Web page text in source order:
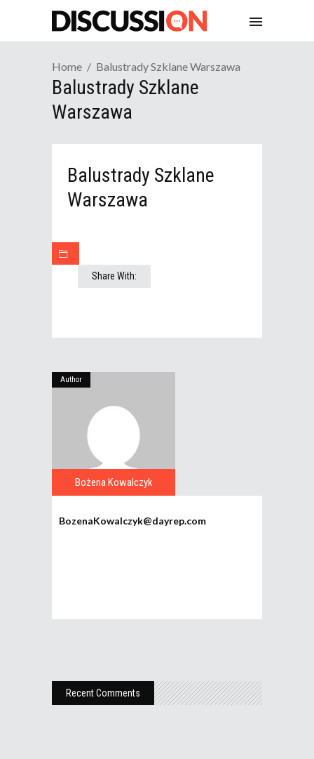
Home Balustrady Szklane Warszawa
Balustrady Szklane
Warszawa
Balustrady Szklane
Warszawa
Share With:
Author
Bożena Kowalczyk
BozenaKowalczyk@dayrep.com
Recent Comments